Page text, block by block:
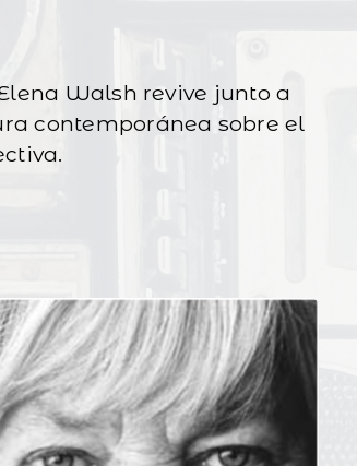
Walsh revive junto a
contemporánea sobre el